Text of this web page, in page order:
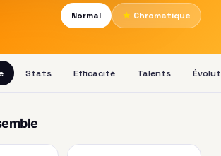
Normal
★ Chromatique
Stats Efficacité Talents